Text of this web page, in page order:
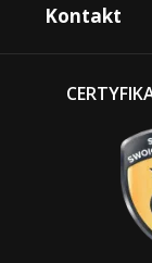
Kontakt